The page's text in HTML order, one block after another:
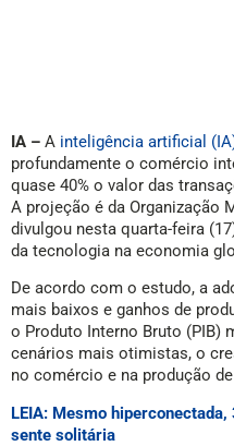
IA – A inteligência artificial
profundamente o comércio
quase 40% o valor das
A projeção é da Organização
divulgou nesta quarta-feira
da tecnologia na economia
De acordo com o estudo, a
mais baixos e ganhos de
o Produto Interno Bruto (PIB)
cenários mais otimistas, o
no comércio e na produção
LEIA: Mesmo
sente solitária